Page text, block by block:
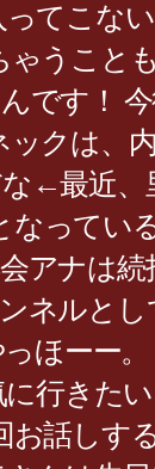
てこな
うこと
です！
ックは
←最近
なって
アナは
ネルと
ほーー
行きた
話しす